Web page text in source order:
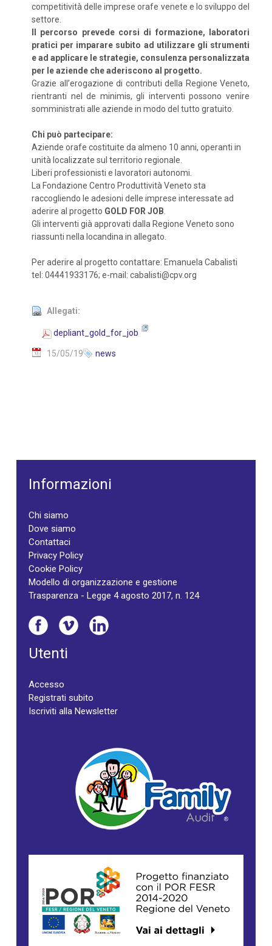
competitività delle imprese orafe venete e lo sviluppo del
settore.
Il percorso prevede corsi di formazione, laboratori
pratici per imparare subito ad utilizzare gli strumenti
e ad applicare le strategie, consulenza personalizzata
per le aziende che aderiscono al progetto.
Grazie all’erogazione di contributi della Regione Veneto,
rientranti nel de minimis, gli interventi possono venire
somministrati alle aziende in modo del tutto gratuito.
Chi può partecipare:
Aziende orafe costituite da almeno 10 anni, operanti in
unità localizzate sul territorio regionale.
Liberi professionisti e lavoratori autonomi.
La Fondazione Centro Produttività Veneto sta
raccogliendo le adesioni delle imprese interessate ad
aderire al progetto GOLD FOR JOB.
Gli interventi già approvati dalla Regione Veneto sono
riassunti nella locandina in allegato.
Per aderire al progetto contattare: Emanuela Cabalisti
tel: 04441933176; e-mail: cabalisti@cpv.org
Allegati:
depliant_gold_for_job
15/05/19 news
Informazioni
Chi siamo
Dove siamo
Contattaci
Privacy Policy
Cookie Policy
Modello di organizzazione e gestione
Trasparenza - Legge 4 agosto 2017, n. 124
Utenti
Accesso
Registrati subito
Iscriviti alla Newsletter